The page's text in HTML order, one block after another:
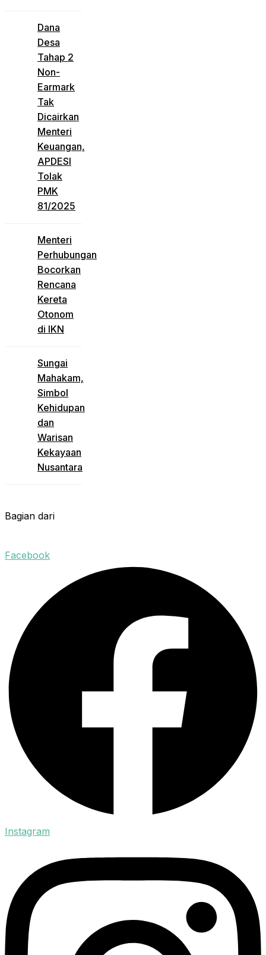
Dana
Desa
Tahap 2
Non-
Earmark
Tak
Dicairkan
Menteri
Keuangan,
APDESI
Tolak
PMK
81/2025
Menteri
Perhubungan
Bocorkan
Rencana
Kereta
Otonom
di IKN
Sungai
Mahakam,
Simbol
Kehidupan
dan
Warisan
Kekayaan
Nusantara
Bagian dari
Facebook
Instagram